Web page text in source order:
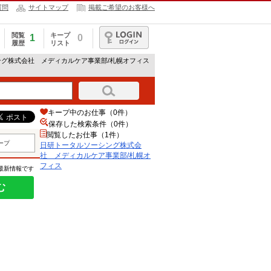
問 サイトマップ 掲載ご希望のお客様へ
閲覧
履歴
1
キープ
リスト
0
ログイン
株式会社 メディカルケア事業部/札幌オフィス
プ
新情報です
キープ中のお仕事（0件）
保存した検索条件（0件）
閲覧したお仕事（1件）
日研トータルソーシング株式会
社 メディカルケア事業部/札幌オ
フィス